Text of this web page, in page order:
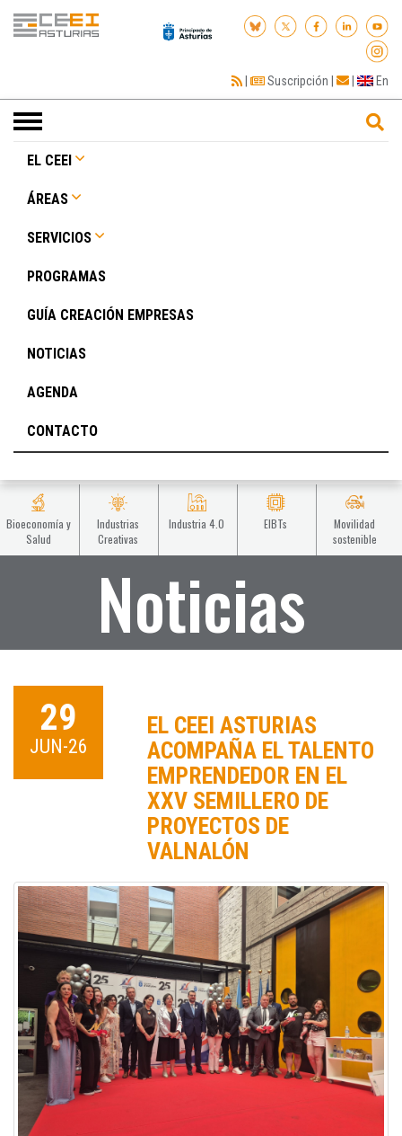
| Suscripción | | En
Toggle
navigation
EL CEEI
ÁREAS
SERVICIOS
PROGRAMAS
GUÍA CREACIÓN EMPRESAS
NOTICIAS
AGENDA
CONTACTO
Bioeconomía y
Salud
Industrias
Creativas
Industria 4.0 EIBTs
Movilidad
sostenible
Noticias
29
JUN-26
EL CEEI ASTURIAS
ACOMPAÑA EL TALENTO
EMPRENDEDOR EN EL
XXV SEMILLERO DE
PROYECTOS DE
VALNALÓN